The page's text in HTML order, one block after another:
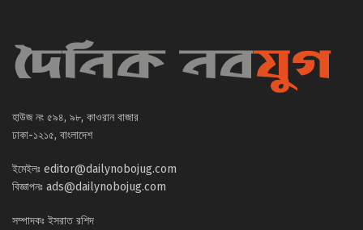
হাউজ নং ৫৯৪, ৯৮, কাওরান বাজার
ঢাকা-১২১৫, বাংলাদেশ
ইমেইলঃ editor@dailynobojug.com
বিজ্ঞাপনঃ ads@dailynobojug.com
সম্পাদকঃ ইসরাত রশিদ